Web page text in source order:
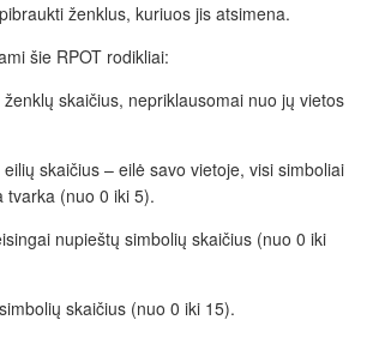
ženklus, kuriuos jis atsimena.
šie RPOT rodikliai:
skaičius, nepriklausomai nuo jų vietos
skaičius – eilė savo vietoje, visi simboliai
tvarka (nuo 0 iki 5).
nupieštų simbolių skaičius (nuo 0 iki
skaičius (nuo 0 iki 15).